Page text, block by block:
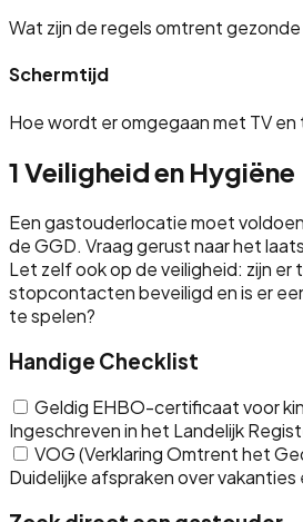
Wat zijn de regels omtrent gezonde
Schermtijd
Hoe wordt er omgegaan met TV
1 Veiligheid en Hygiëne
Een gastouderlocatie moet
de GGD. Vraag gerust naar het
Let zelf ook op de veiligheid: zijn er
stopcontacten beveiligd en is er
te spelen?
Handige Checklist
Geldig EHBO-certificaat voor
Ingeschreven in het Landelijk
VOG (Verklaring Omtrent het
Duidelijke afspraken over vakanties